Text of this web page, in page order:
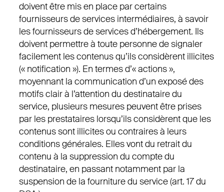
doivent être mis en place par certains
fournisseurs de services intermédiaires, à savoir
les fournisseurs de services d’hébergement. Ils
doivent permettre à toute personne de signaler
facilement les contenus qu’ils considèrent illicites
(« notification »). En termes d’« actions »,
moyennant la communication d’un exposé des
motifs clair à l’attention du destinataire du
service, plusieurs mesures peuvent être prises
par les prestataires lorsqu’ils considèrent que les
contenus sont illicites ou contraires à leurs
conditions générales. Elles vont du retrait du
contenu à la suppression du compte du
destinataire, en passant notamment par la
suspension de la fourniture du service (art. 17 du